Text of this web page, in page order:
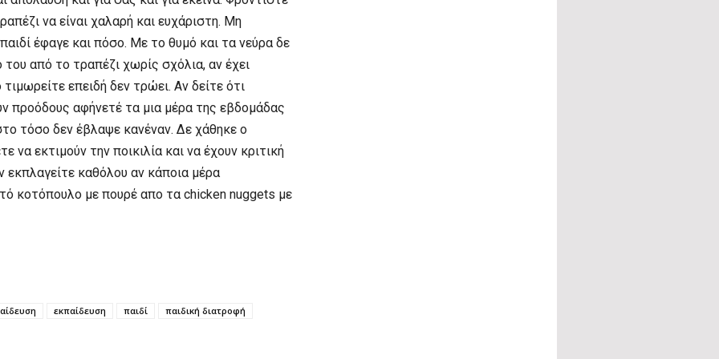
να είναι χαλαρή και ευχάριστη. Μη
έφαγε και πόσο. Με το θυμό και τα νεύρα δε
από το τραπέζι χωρίς σχόλια, αν έχει
επειδή δεν τρώει. Αν δείτε ότι
προόδους αφήνετέ τα μια μέρα της εβδομάδας
τόσο δεν έβλαψε κανέναν. Δε χάθηκε ο
εκτιμούν την ποικιλία και να έχουν κριτική
εκπλαγείτε καθόλου αν κάποια μέρα
κοτόπουλο με πουρέ απο τα chicken nuggets με
εκπαίδευση παιδί παιδική διατροφή